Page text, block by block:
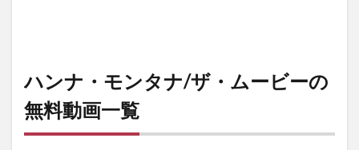
ハンナ・モンタナ/ザ・ムービーの
無料動画一覧